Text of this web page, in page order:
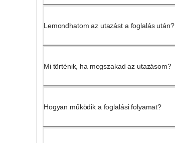
Lemondhatom az utazást a foglalás után?
Mi történik, ha megszakad az utazásom?
Hogyan működik a foglalási folyamat?